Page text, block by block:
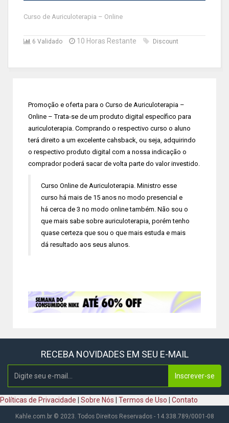
Curso de Auriculoterapia – Online
6 Validado 10 Horas Restante Discount
Promoção e oferta para o Curso de Auriculoterapia –
Online – Trata-se de um produto digital específico para
auriculoterapia. Comprando o respectivo curso o aluno
terá direito a um excelente cahsback, ou seja, adquirindo
o respectivo produto digital com a nossa indicação o
comprador poderá sacar de volta parte do valor investido.
Curso Online de Auriculoterapia. Ministro esse
curso há mais de 15 anos no modo presencial e
há cerca de 3 no modo online também. Não sou o
que mais sabe sobre auriculoterapia, porém tenho
quase certeza que sou o que mais estuda e mais
dá resultado aos seus alunos.
RECEBA NOVIDADES EM SEU E-MAIL
Inscrever-se
Políticas de Privacidade Sobre Nós Termos de Uso Contato
Kahle.com.br © 2023. Todos Direitos Reservados - 14.338.789/0001-08